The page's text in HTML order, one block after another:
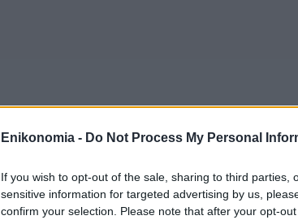
Enikonomia - Do Not Process My Personal
If you wish to opt-out of the sale, sharing to third parties,
sensitive information for targeted advertising by us,
confirm your selection. Please note that after your opt-